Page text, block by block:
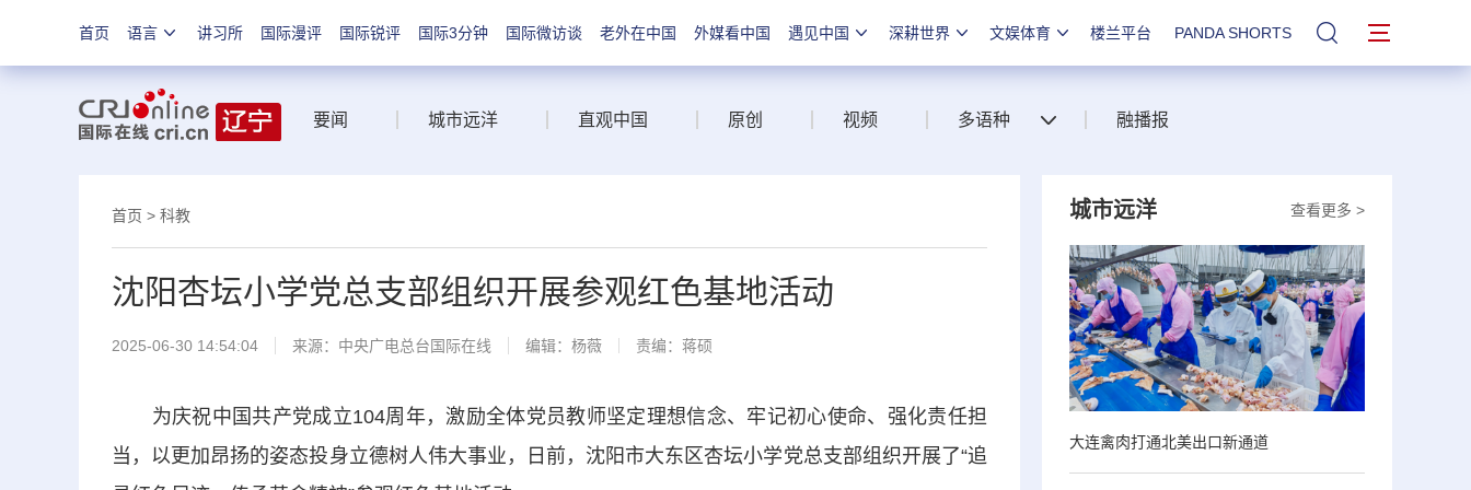
首页 语言 讲习所 国际漫评 国际锐评 国际3分钟 国际微访谈 老外在中国 外媒看中国 遇见中国 深耕世界 文娱体育 楼兰平台 PANDA SHORTS 站内搜索
要闻 城市远洋 直观中国 原创 视频 多语种 融播报
首页 > 科教
沈阳杏坛小学党总支部组织开展参观红色基地活动
2025-06-30 14:54:04 来源：中央广电总台国际在线 编辑：杨薇 责编：蒋硕
为庆祝中国共产党成立104周年，激励全体党员教师坚定理想信念、牢记初心使命、强化责任担
当，以更加昂扬的姿态投身立德树人伟大事业，日前，沈阳市大东区杏坛小学党总支部组织开展了“追
查看更多 >
城市远洋
大连禽肉打通北美出口新通道